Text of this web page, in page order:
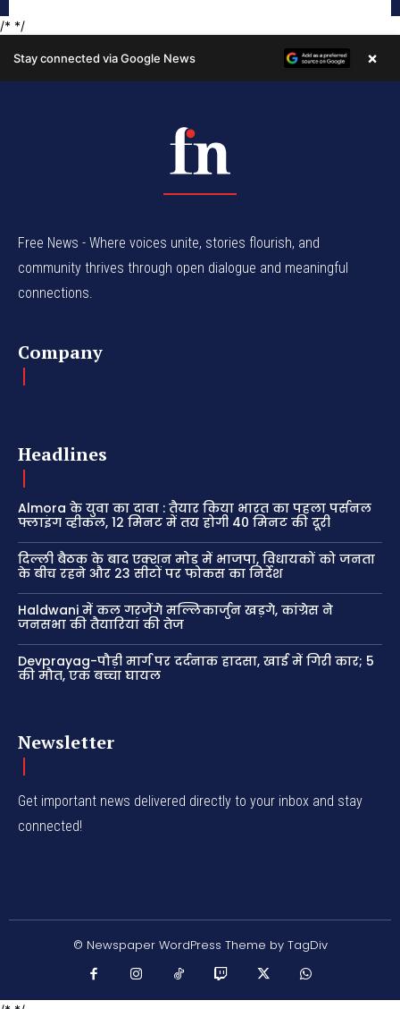
Free News - Where voices unite, stories flourish, and
community thrives through open dialogue and meaningful
connections.
Company
Headlines
Almora के युवा का दावा : तैयार किया भारत का पहला पर्सनल
फ्लाइंग व्हीकल, 12 मिनट में तय होगी 40 मिनट की दूरी
दिल्ली बैठक के बाद एक्शन मोड में भाजपा, विधायकों को जनता
के बीच रहने और 23 सीटों पर फोकस का निर्देश
Haldwani में कल गरजेंगे मल्लिकार्जुन खड़गे, कांग्रेस ने
जनसभा की तैयारियां की तेज
Devprayag-पौड़ी मार्ग पर दर्दनाक हादसा, खाई में गिरी कार; 5
की मौत, एक बच्चा घायल
Newsletter
Get important news delivered directly to your inbox and stay
connected!
© Newspaper WordPress Theme by TagDiv